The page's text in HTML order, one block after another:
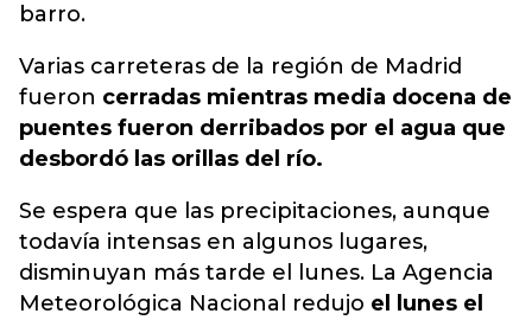
barro.
Varias carreteras de la región de Madrid
fueron cerradas mientras media docena de
puentes fueron derribados por el agua que
desbordó las orillas del río.
Se espera que las precipitaciones, aunque
todavía intensas en algunos lugares,
disminuyan más tarde el lunes. La Agencia
Meteorológica Nacional redujo el lunes el